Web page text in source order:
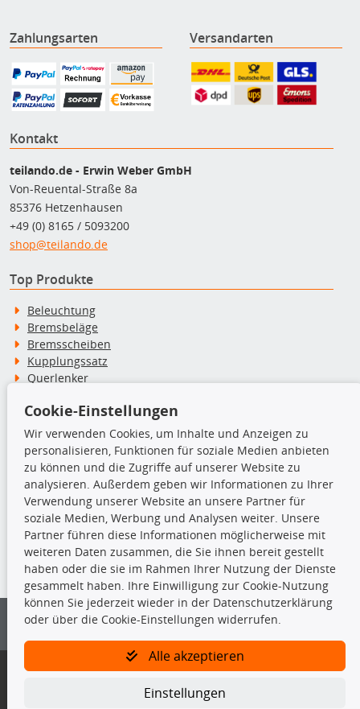
Zahlungsarten Versandarten
Kontakt
teilando.de - Erwin Weber GmbH
Von-Reuental-Straße 8a
85376 Hetzenhausen
+49 (0) 8165 / 5093200
shop@teilando.de
Top Produkte
Beleuchtung
Bremsbeläge
Bremsscheiben
Kupplungssatz
Querlenker
Stoßdämpfer
TecDoc Inside
Die hier angezeigten Daten insbesondere die gesamte Datenbank dürfen
nicht kopiert werden.
Es ist zu unterlassen, die Daten oder die gesamte Datenbank ohne
vorherige Zustimmung von TecDoc zu vervielfältigen, zu verbreiten
und/oder diese Handlungen durch Dritte ausführen zu lassen. Ein
Bitte prüfen Sie, ob das über unseren Onlineshop identifizierte Ersatzteil
Gegebenenfalls sind ergänzende Informationen notwendig, um
Cookie-Einstellungen
Wir verwenden Cookies, um Inhalte und Anzeigen zu
personalisieren, Funktionen für soziale Medien anbieten
zu können und die Zugriffe auf unserer Website zu
analysieren. Außerdem geben wir Informationen zu Ihrer
Verwendung unserer Website an unsere Partner für
soziale Medien, Werbung und Analysen weiter. Unsere
Partner führen diese Informationen möglicherweise mit
weiteren Daten zusammen, die Sie ihnen bereit gestellt
haben oder die sie im Rahmen Ihrer Nutzung der Dienste
gesammelt haben. Ihre Einwilligung zur Cookie-Nutzung
können Sie jederzeit wieder in der Datenschutzerklärung
oder über die Cookie-Einstellungen widerrufen.
Alle akzeptieren
Einstellungen